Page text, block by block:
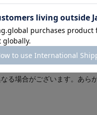
有し販売しております為、
ご注文が集中した場合、ご注
ざいます。
上キャンセルとさせて頂く事
上ご注文をお願い致します。
る場合がございます。あら